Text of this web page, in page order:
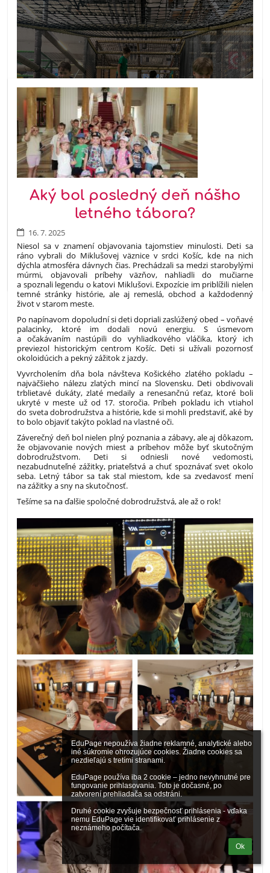
EduPage nepoužíva žiadne reklamné, analytické alebo
iné súkromie ohrozujúce cookies. Žiadne cookies sa
nezdieľajú s tretími stranami.
EduPage používa iba 2 cookie – jedno nevyhnutné pre
fungovanie prihlasovania. Toto je dočasné, po
zatvorení prehliadača sa odstráni.
Druhé cookie zvyšuje bezpečnosť prihlásenia - vďaka
nemu EduPage vie identifikovať prihlásenie z
neznámeho počítača.
Ok
32
Aký bol posledný deň nášho
letného tábora?
16. 7. 2025
Niesol sa v znamení objavovania tajomstiev minulosti. Deti sa
ráno vybrali do Miklušovej väznice v srdci Košíc, kde na nich
dýchla atmosféra dávnych čias. Prechádzali sa medzi starobylými
múrmi, objavovali príbehy väzňov, nahliadli do mučiarne
a spoznali legendu o katovi Miklušovi. Expozície im priblížili nielen
temné stránky histórie, ale aj remeslá, obchod a každodenný
život v starom meste.
Po napínavom dopoludní si deti dopriali zaslúžený obed – voňavé
palacinky, ktoré im dodali novú energiu. S úsmevom
a očakávaním nastúpili do vyhliadkového vláčika, ktorý ich
previezol historickým centrom Košíc. Deti si užívali pozornosť
okoloidúcich a pekný zážitok z jazdy.
Vyvrcholením dňa bola návšteva Košického zlatého pokladu –
najväčšieho nálezu zlatých mincí na Slovensku. Deti obdivovali
trblietavé dukáty, zlaté medaily a renesančnú reťaz, ktoré boli
ukryté v meste už od 17. storočia. Príbeh pokladu ich vtiahol
do sveta dobrodružstva a histórie, kde si mohli predstaviť, aké by
to bolo objaviť takýto poklad na vlastné oči.
Záverečný deň bol nielen plný poznania a zábavy, ale aj dôkazom,
že objavovanie nových miest a príbehov môže byť skutočným
dobrodružstvom. Deti si odniesli nové vedomosti,
nezabudnuteľné zážitky, priateľstvá a chuť spoznávať svet okolo
seba. Letný tábor sa tak stal miestom, kde sa zvedavosť mení
na zážitky a sny na skutočnosť.
Tešíme sa na ďalšie spoločné dobrodružstvá, ale až o rok!